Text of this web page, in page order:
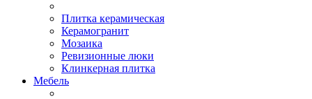
Плитка керамическая
Керамогранит
Мозаика
Ревизионные люки
Клинкерная плитка
Мебель